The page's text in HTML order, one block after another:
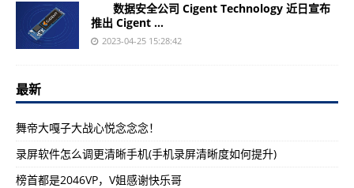
数据安全公司 Cigent Technology 近日宣布
推出 Cigent ...
2023-04-25 15:28:42
最新
舞帝大嘎子大战心悦念念念！
录屏软件怎么调更清晰手机(手机录屏清晰度如何提升)
榜首都是2046VP，V姐感谢快乐哥